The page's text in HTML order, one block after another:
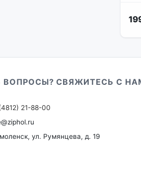
ВОПРОСЫ? СВЯЖИТЕСЬ С
21-88-00
ул. Румянцева, д. 19